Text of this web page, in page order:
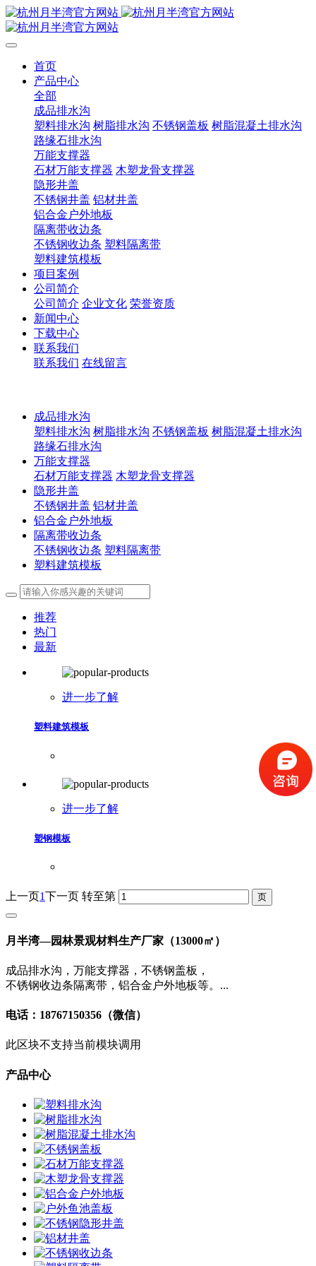
首页
产品中心
全部
成品排水沟
塑料排水沟 树脂排水沟 不锈钢盖板 树脂混凝土排水沟
路缘石排水沟
万能支撑器
石材万能支撑器 木塑龙骨支撑器
隐形井盖
不锈钢井盖 铝材井盖
铝合金户外地板
隔离带收边条
不锈钢收边条 塑料隔离带
塑料建筑模板
项目案例
公司简介
公司简介 企业文化 荣誉资质
新闻中心
下载中心
联系我们
联系我们 在线留言
成品排水沟
塑料排水沟 树脂排水沟 不锈钢盖板 树脂混凝土排水沟
路缘石排水沟
万能支撑器
石材万能支撑器 木塑龙骨支撑器
隐形井盖
不锈钢井盖 铝材井盖
铝合金户外地板
隔离带收边条
不锈钢收边条 塑料隔离带
塑料建筑模板
推荐
热门
最新
进一步了解
塑料建筑模板
进一步了解
塑钢模板
上一页1下一页 转至第
月半湾—园林景观材料生产厂家（13000㎡）
成品排水沟，万能支撑器，不锈钢盖板，
不锈钢收边条隔离带，铝合金户外地板等。...
电话：18767150356（微信）
此区块不支持当前模块调用
产品中心